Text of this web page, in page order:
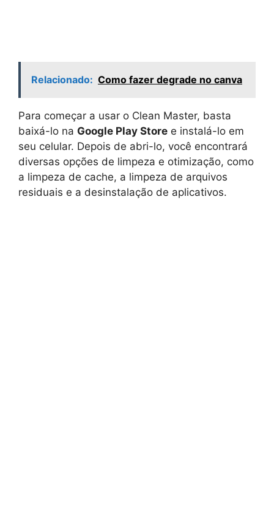
Relacionado: Como fazer degrade no canva
Para começar a usar o Clean Master, basta
baixá-lo na Google Play Store e instalá-lo em
seu celular. Depois de abri-lo, você encontrará
diversas opções de limpeza e otimização, como
a limpeza de cache, a limpeza de arquivos
residuais e a desinstalação de aplicativos.